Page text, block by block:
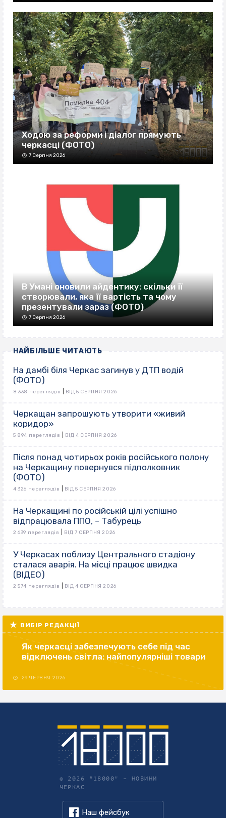
Ходою за реформи і діалог прямують
черкасці (ФОТО)
7 Серпня 2026
В Умані оновили айдентику: скільки її
створювали, яка її вартість та чому
презентували зараз (ФОТО)
7 Серпня 2026
НАЙБІЛЬШЕ ЧИТАЮТЬ
На дамбі біля Черкас загинув у ДТП водій
(ФОТО)
8 338 переглядів ВІД 5 СЕРПНЯ 2026
Черкащан запрошують утворити «живий
коридор»
5 894 переглядів ВІД 4 СЕРПНЯ 2026
Після понад чотирьох років російського полону
на Черкащину повернувся підполковник
(ФОТО)
4 326 переглядів ВІД 5 СЕРПНЯ 2026
На Черкащині по російській цілі успішно
відпрацювала ППО, – Табурець
2 639 переглядів ВІД 7 СЕРПНЯ 2026
У Черкасах поблизу Центрального стадіону
сталася аварія. На місці працює швидка
(ВІДЕО)
2 574 переглядів ВІД 4 СЕРПНЯ 2026
ВИБІР РЕДАКЦІЇ
Як черкасці забезпечують себе під час
відключень світла: найпопулярніші товари
29 ЧЕРВНЯ 2026
© 2026 "18000" – НОВИНИ
ЧЕРКАС
Наш фейсбук